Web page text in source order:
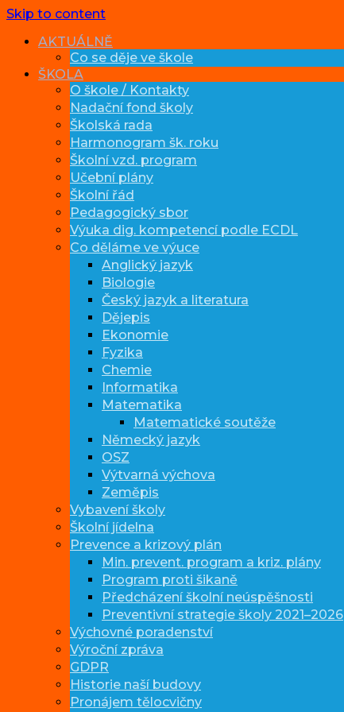
Skip to content
AKTUÁLNĚ
Co se děje ve škole
ŠKOLA
O škole / Kontakty
Nadační fond školy
Školská rada
Harmonogram šk. roku
Školní vzd. program
Učební plány
Školní řád
Pedagogický sbor
Výuka dig. kompetencí podle ECDL
Co děláme ve výuce
Anglický jazyk
Biologie
Český jazyk a literatura
Dějepis
Ekonomie
Fyzika
Chemie
Informatika
Matematika
Matematické soutěže
Německý jazyk
OSZ
Výtvarná výchova
Zeměpis
Vybavení školy
Školní jídelna
Prevence a krizový plán
Min. prevent. program a kriz. plány
Program proti šikaně
Předcházení školní neúspěšnosti
Preventivní strategie školy 2021–2026
Výchovné poradenství
Výroční zpráva
GDPR
Historie naší budovy
Pronájem tělocvičny